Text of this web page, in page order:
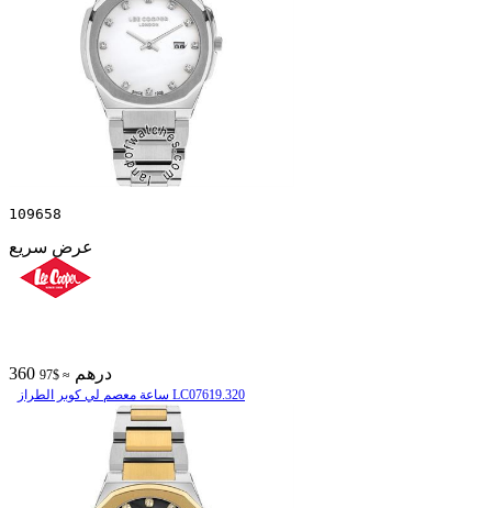
109658
عرض سريع
360 درهم ≈ $97
ساعة معصم لي كوبر الطراز LC07619.320